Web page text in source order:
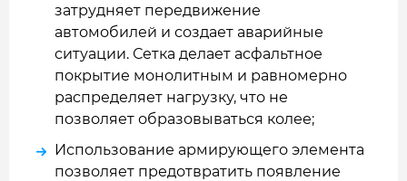
затрудняет передвижение
автомобилей и создает аварийные
ситуации. Сетка делает асфальтное
покрытие монолитным и равномерно
распределяет нагрузку, что не
позволяет образовываться колее;
Использование армирующего элемента
позволяет предотвратить появление